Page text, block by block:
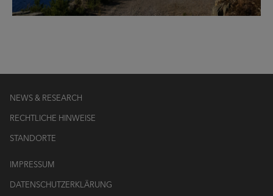
NEWS & RESEARCH
RECHTLICHE HINWEISE
STANDORTE
IMPRESSUM
DATENSCHUTZERKLÄRUNG